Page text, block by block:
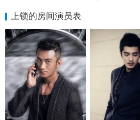
上锁的房间演员表